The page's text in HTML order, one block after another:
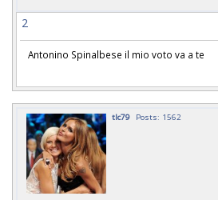
2
Antonino Spinalbese il mio voto va a te
tlc79 Posts: 1562